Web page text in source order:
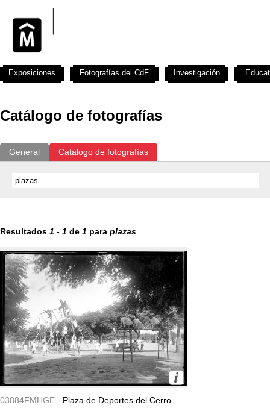
Catálogo de fotografías
General Catálogo de fotografías
Resultados 1 - 1 de 1 para plazas
03884FMHGE - Plaza de Deportes del Cerro.
Exposiciones Fotografías del CdF Investigación